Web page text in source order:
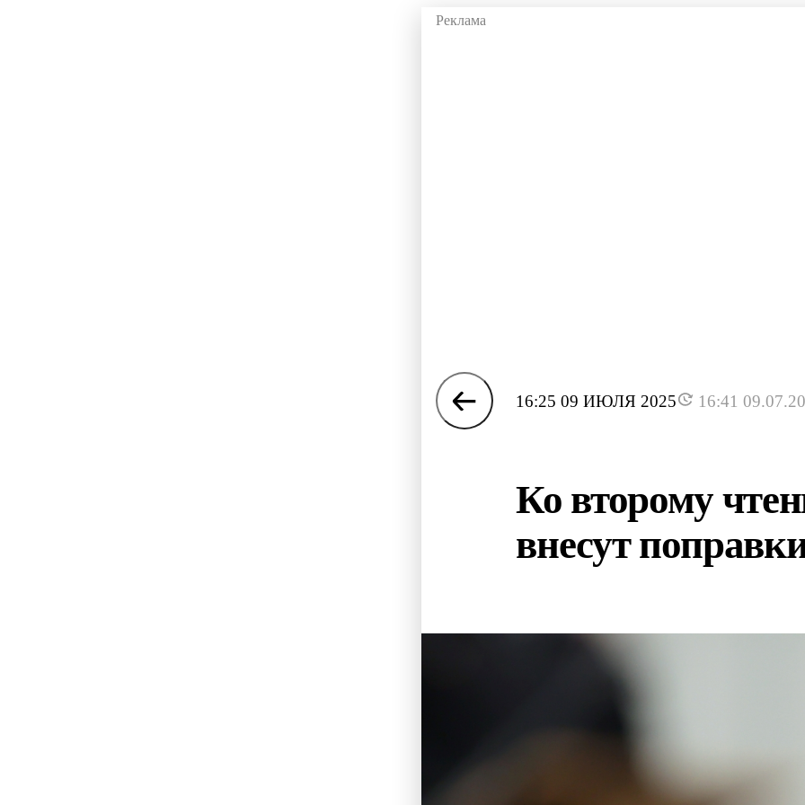
16:25 09 ИЮЛЯ 2025 16:41
Ко второму
внесут